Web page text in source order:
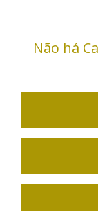
Não há